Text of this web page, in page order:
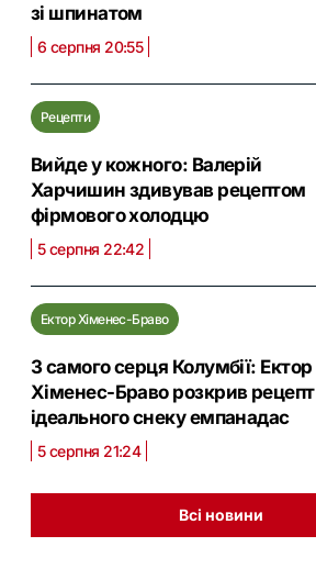
зі шпинатом
6 серпня 20:55
Рецепти
Вийде у кожного: Валерій
Харчишин здивував рецептом
фірмового холодцю
5 серпня 22:42
Ектор Хіменес-Браво
З самого серця Колумбії: Ектор
Хіменес-Браво розкрив рецепт
ідеального снеку емпанадас
5 серпня 21:24
Всі новини